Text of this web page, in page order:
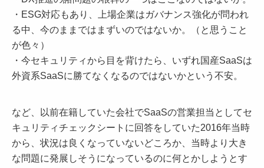
・ESG対応もあり、上場企業はガバナンス強化が問われ
る中、今のままではまずいのではないか。（と思うこと
が色々）
・今セキュリティから目を背けたら、いずれ国産SaaSは
外資系SaaSに勝てなくなるのではないかという不安。
など、以前在籍していた会社でSaaSの営業担当としてセ
キュリティチェックシートに回答をしていた2016年当時
から、状況は良くなっていないどころか、当時より大き
な問題に発展しそうになっているのに何とかしようとす